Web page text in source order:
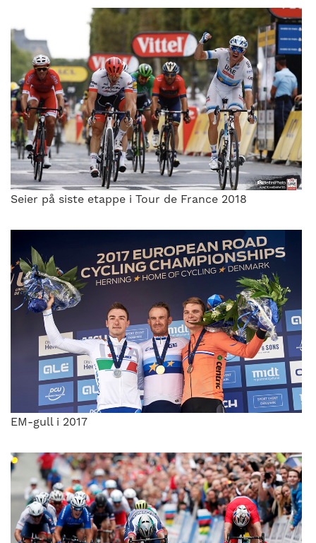
Seier på siste etappe i Tour de France 2018
EM-gull i 2017